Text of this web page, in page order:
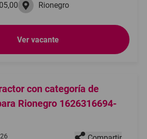
Rionegro
Ver vacante
con categoría de
Rionegro 1626316694-